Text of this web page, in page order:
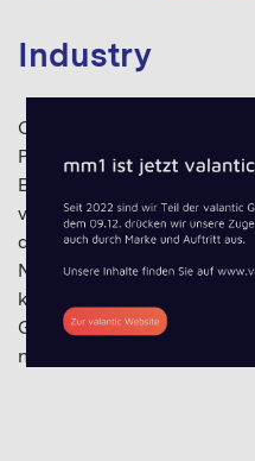
Industry
Ob Frachtcontainer,
Produktionsroboter,
Blutdruckmessgerät -
verbinden sich zum
der Lage, über integrierte
Netzwerkverbindungen
kommunizieren. Es
Geschäftsprozesse,
nahezu allen Branchen –